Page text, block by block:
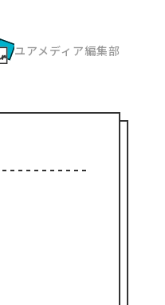
ユアメディア編集部